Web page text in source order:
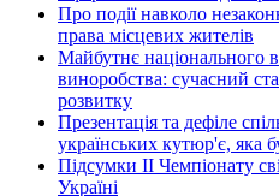
Про події навколо
права місцевих жителів
Майбутнє національного
виноробства: сучасний
розвитку
Презентація та дефіле
українських кутюр'є, яка
Підсумки ІІ Чемпіонату
Україні